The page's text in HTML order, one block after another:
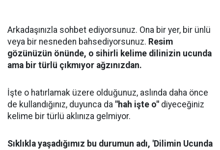
Arkadaşınızla sohbet ediyorsunuz. Ona bir yer, bir ünlü
veya bir nesneden bahsediyorsunuz. Resim
gözünüzün önünde, o sihirli kelime dilinizin ucunda
ama bir türlü çıkmıyor ağzınızdan.
İşte o hatırlamak üzere olduğunuz, aslında daha önce
de kullandığınız, duyunca da "hah işte o" diyeceğiniz
kelime bir türlü aklınıza gelmiyor.
Sıklıkla yaşadığımız bu durumun adı, 'Dilimin Ucunda